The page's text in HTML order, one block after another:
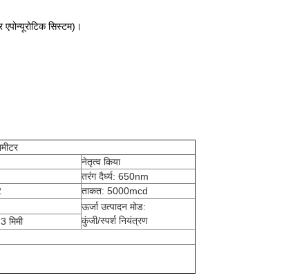
सिस्टम)।
नेतृत्व किया
तरंग दैर्ध्य: 650nm
ताकत: 5000mcd
ऊर्जा उत्पादन मोड:
कुंजी/स्पर्श नियंत्रण
मिमी